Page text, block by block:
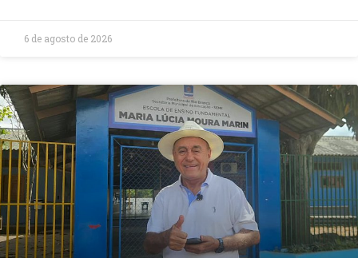
6 de agosto de 2026